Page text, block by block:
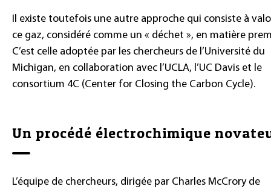
Il existe toutefois une autre approche qui consiste à
ce gaz, considéré comme un « déchet », en matière
C’est celle adoptée par les chercheurs de l’Université du
Michigan, en collaboration avec l’UCLA, l’UC Davis et le
consortium 4C (Center for Closing the Carbon Cycle).
Un procédé électrochimique
L’équipe de chercheurs, dirigée par Charles McCrory de